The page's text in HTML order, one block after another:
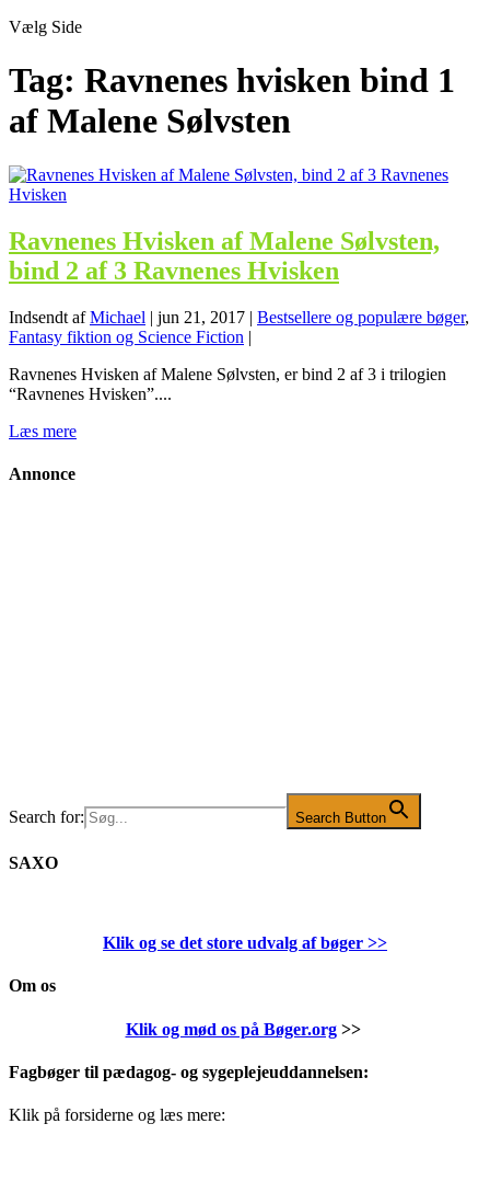
Vælg Side
Tag: Ravnenes hvisken bind 1
af Malene Sølvsten
Ravnenes Hvisken af Malene Sølvsten,
bind 2 af 3 Ravnenes Hvisken
Indsendt afMichael | jun 21, 2017 | Bestsellere og populære bøger,
Fantasy fiktion og Science Fiction |
Ravnenes Hvisken af Malene Sølvsten, er bind 2 af 3 i trilogien
“Ravnenes Hvisken”....
Læs mere
Annonce
Search for: Search Button
SAXO
Klik og se det store udvalg af bøger >>
Om os
Klik og mød os på Bøger.org>>
Fagbøger til pædagog- og sygeplejeuddannelsen:
Klik på forsiderne og læs mere: